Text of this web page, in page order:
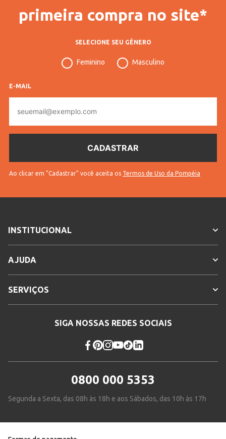
primeira compra no site*
SELECIONE SEU GÊNERO
Feminino Masculino
E-MAIL
mail
Ao clicar em "Cadastrar" você aceita os Termos de Uso da Pompéia
INSTITUCIONAL
AJUDA
SERVIÇOS
SIGA NOSSAS REDES SOCIAIS
0800 000 5353
Segunda a Sexta, das 08h às 18h e aos Sábados, das 10h às 17h